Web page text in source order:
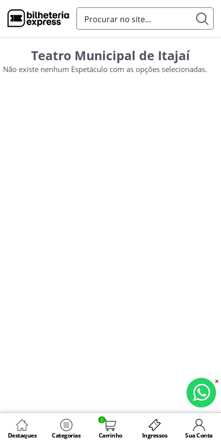
Destaques Categorias
0
Carrinho Ingressos Sua Conta
Teatro Municipal de Itajaí
Não existe nenhum Espetáculo com as opções selecionadas.